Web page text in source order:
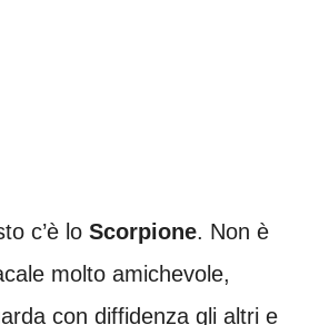
c’è lo Scorpione. Non è
molto amichevole,
con diffidenza gli altri e